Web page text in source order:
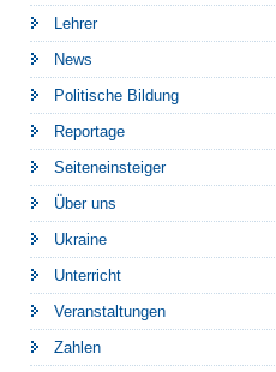
Lehrer
News
Politische Bildung
Reportage
Seiteneinsteiger
Über uns
Ukraine
Unterricht
Veranstaltungen
Zahlen